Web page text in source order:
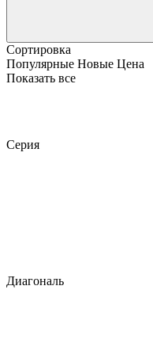
Сортировка
Популярные Новые Цена
Показать все
Серия
Диагональ